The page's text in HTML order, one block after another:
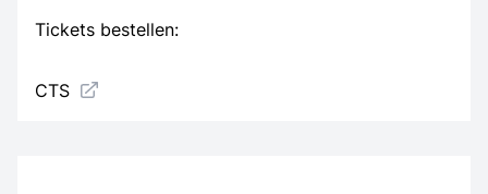
Tickets bestellen:
CTS